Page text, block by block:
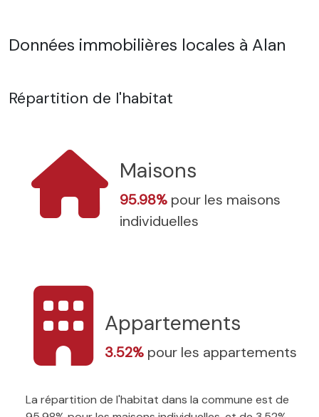
Données immobilières locales à Alan
Répartition de l'habitat
Maisons
95.98% pour les maisons
individuelles
Appartements
3.52% pour les appartements
La répartition de l'habitat dans la commune est de